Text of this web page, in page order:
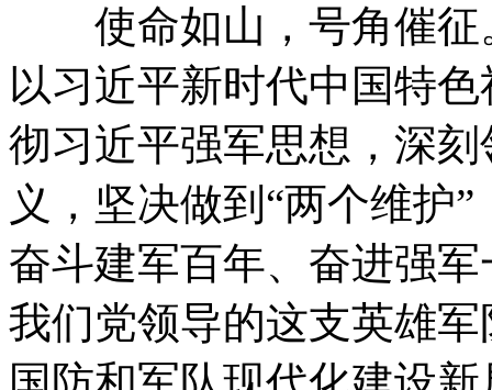
使命如山，号角催征
以习近平新时代中国特
彻习近平强军思想，深
义，坚决做到“两个维护
奋斗建军百年、奋进强
我们党领导的这支英雄